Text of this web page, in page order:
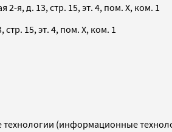
я, д. 13, стр. 15, эт. 4, пом. X, ком. 1
15, эт. 4, пом. X, ком. 1
(информационные